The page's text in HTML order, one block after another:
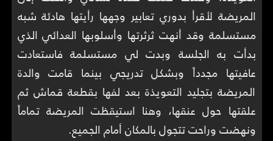
المريضة لأقرأ بدوري تعابير وجهها رأيتها هادئة شبه
مستسلمة وقد أنهت ثرثرتها وأسلوبها العدائي الذي
بدأت به الجلسة وبدت لي مستسلمة فاستعادت
عافيتها مجدداً وبشكل تدريجي بينما قامت والدة
المريضة بتجليد التعويذة بعد لفها بقطعة قماش ثم
علقتها حول عنقها، وهنا استيقظت المريضة تماماً
ونهضت وراحت تتجول بالمكان أمام الجميع.